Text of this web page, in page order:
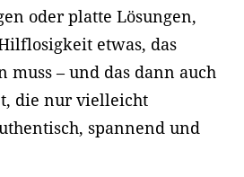
oder platte Lösungen,
etwas, das
muss – und das dann auch
die nur vielleicht
spannend und